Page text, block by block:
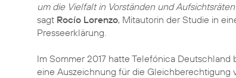
um die Vielfalt in Vorständen und
sagt Rocío Lorenzo, Mitautorin der Studie in
Presseerklärung.
Im Sommer 2017 hatte Telefónica Deutschland
eine Auszeichnung für die Gleichberechtigung